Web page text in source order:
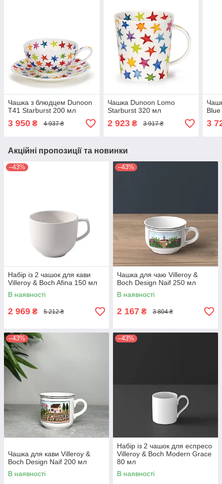
Чашка з блюдцем Dunoon
T41 Starburst 200 мл
3 950 ₴ 4 937 ₴
Чашка Dunoon Lomo
Starburst 320 мл
2 923₴ 3 917 ₴ 3
Акційні пропозиції та новинки
–43%
Набір із 2 чашок для кави
Villeroy & Boch Afina 150 мл
В наявності
2 969 ₴ 5 212 ₴
–43%
Чашка для чаю Villeroy &
Boch Design Naif 250 мл
В наявності
2 167 ₴ 3 804 ₴
–43%
Чашка для кави Villeroy &
Boch Design Naif 200 мл
В наявності
–43%
Набір із 2 чашок для еспресо
Villeroy & Boch Modern Grace
80 мл
В наявності